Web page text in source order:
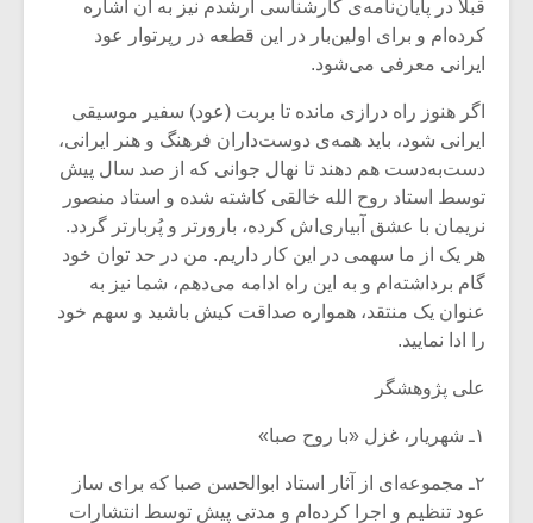
قبلاً در پایان‌نامه‌ی کارشناسی ارشدم نیز به آن اشاره
کرده‌ام و برای اولین‌بار در این قطعه در رپرتوار عود
ایرانی معرفی می‌شود.
اگر هنوز راه درازی مانده تا بربت (عود) سفیر موسیقی
ایرانی شود، باید همه‌ی دوست‌داران فرهنگ و هنر ایرانی،
دست‌به‌دست هم دهند تا نهال جوانی که از صد سال پیش
توسط استاد روح الله خالقی کاشته شده و استاد منصور
نریمان با عشق آبیاری‌اش کرده، بارورتر و پُربارتر گردد.
هر یک از ما سهمی در این کار داریم. من در حد توان خود
گام برداشته‌ام و به این راه ادامه می‌دهم، شما نیز به
عنوان یک منتقد، همواره صداقت‌ کیش باشید و سهم خود
را ادا نمایید.
علی پژوهشگر
۱ـ شهریار، غزل «با روح صبا»
۲ـ مجموعه‌ای از آثار استاد ابوالحسن صبا که برای ساز
عود تنظیم و اجرا کرده‌ام و مدتی پیش توسط انتشارات